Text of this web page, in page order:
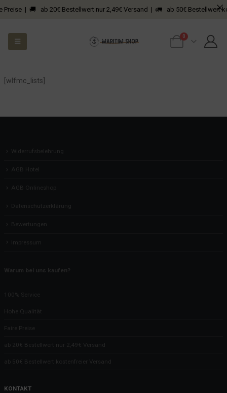
| 🚚 ab 20€ Bestellwert nur 2,49€ Versand | 🚛 ab 50€ Bestellwert
0
[wlfmc_lists]
Widerrufsbelehrung
AGB Hotel
AGB Onlineshop
Datenschutzerklärung
Bewertungen
Impressum
Warum bei uns kaufen?
100% Service
Hohe Qualität
Faire Preise
ab 20€ Bestellwert nur 2,49€ Versand
ab 50€ Bestellwert kostenfreier Versand
KONTAKT